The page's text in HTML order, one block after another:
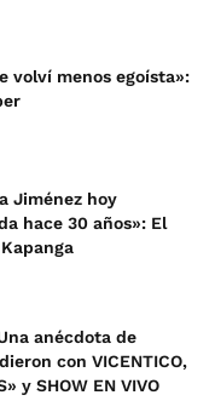
volví menos egoísta»:
Jiménez hoy
hace 30 años»: El
anécdota de
con VICENTICO,
y SHOW EN VIVO